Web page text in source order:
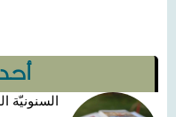
السنونيّة